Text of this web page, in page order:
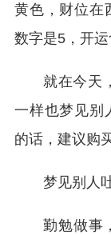
黄色，财位在
数字是5，开运
就在今天
一样也梦见别
的话，建议购
梦见别人
勤勉做事